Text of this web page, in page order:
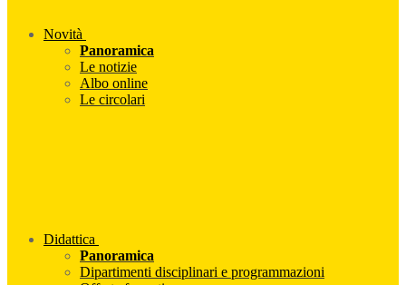
Novità
Panoramica
Le notizie
Albo online
Le circolari
Didattica
Panoramica
Dipartimenti disciplinari e programmazioni